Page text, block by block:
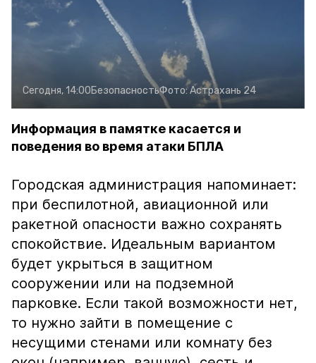
Сегодня, 14:00БезопасностьФото:Астрахань 24
Информация в памятке касается и
поведения во время атаки БПЛА
Городская администрация напоминает:
при беспилотной, авиационной или
ракетной опасности важно сохранять
спокойствие. Идеальным вариантом
будет укрыться в защитном
сооружении или на подземной
парковке. Если такой возможности нет,
то нужно зайти в помещение с
несущими стенами или комнату без